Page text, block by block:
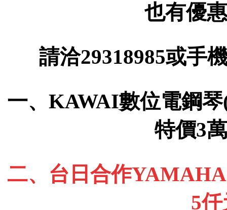
也有優
請洽29318985或手
一、KAWAI數位電鋼
特價3
二、台日合作
5